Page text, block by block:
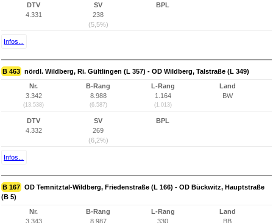
DTV
4.331
SV
238
(5,5%)
BPL
Infos...
B 463 nördl. Wildberg, Ri. Gültlingen (L 357) - OD Wildberg, Talstraße (L 349)
Nr.
3.342
(13.538)
B-Rang
8.988
(6.587)
L-Rang
1.164
(1.013)
Land
BW
DTV
4.332
SV
269
(6,2%)
BPL
Infos...
B 167 OD Temnitztal-Wildberg, Friedenstraße (L 166) - OD Bückwitz, Hauptstraße
(B 5)
Nr.
3.343
B-Rang
8.987
L-Rang
330
Land
BB